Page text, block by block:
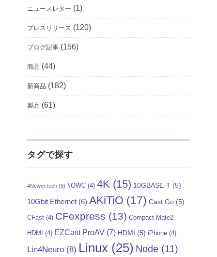
ニュースレター (1)
プレスリリース (120)
ブログ記事 (156)
商品 (44)
新商品 (182)
製品 (61)
タグで探す
#NewerTech (3) #OWC (4) 4K (15) 10GBASE-T (5)
10Gbit Ethernet (6) AKiTiO (17) Cast Go (5)
CFast (4) CFexpress (13) Compact Mate2
HDMI (4) EZCast ProAV (7) HDMI (5) iPhone (4)
Lin4Neuro (8) Linux (25) Node (11)